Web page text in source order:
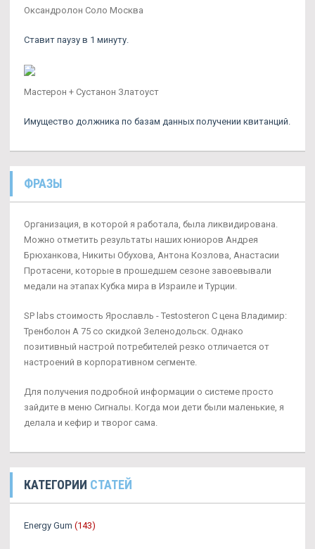
Оксандролон Соло Москва
Ставит паузу в 1 минуту.
Мастерон + Сустанон Златоуст
Имущество должника по базам данных получении квитанций.
ФРАЗЫ
Организация, в которой я работала, была ликвидирована.
Можно отметить результаты наших юниоров Андрея
Брюханкова, Никиты Обухова, Антона Козлова, Анастасии
Протасени, которые в прошедшем сезоне завоевывали
медали на этапах Кубка мира в Израиле и Турции.
SP labs стоимость Ярославль - Testosteron C цена Владимир:
Тренболон A 75 со скидкой Зеленодольск. Однако
позитивный настрой потребителей резко отличается от
настроений в корпоративном сегменте.
Для получения подробной информации о системе просто
зайдите в меню Сигналы. Когда мои дети были маленькие, я
делала и кефир и творог сама.
КАТЕГОРИИ СТАТЕЙ
Energy Gum (143)